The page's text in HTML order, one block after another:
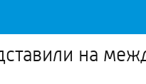
на